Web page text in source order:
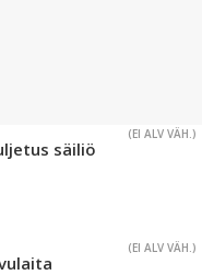
(EI ALV VÄH.)
säiliö
(EI ALV VÄH.)